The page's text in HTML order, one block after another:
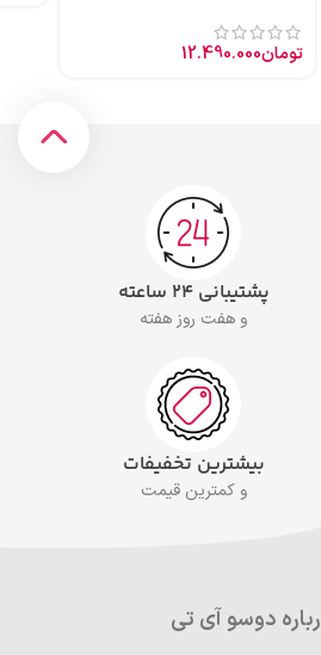
تومان12.490.000
پشتیبانی ۲۴ ساعته
و هفت روز هفته
بیشترین تخفیفات
و کمترین قیمت
دوسو آی تی